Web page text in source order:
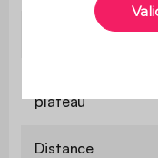
Dimensions
plateau
Distance